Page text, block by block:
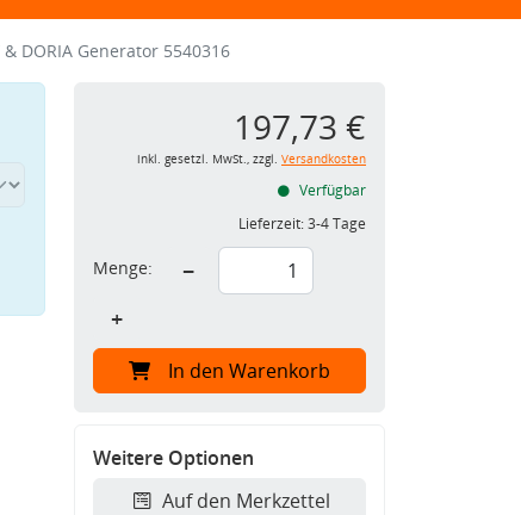
& DORIA Generator 5540316
197,73 €
inkl. gesetzl. MwSt., zzgl. Versandkosten
Verfügbar
Lieferzeit:3-4 Tage
Menge:
−
+
In den Warenkorb
Weitere Optionen
Auf den Merkzettel